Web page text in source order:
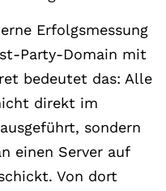
Erfolgsmessung
Party-Domain mit
bedeutet das: Alle
direkt im
sondern
einen Server auf
Von dort